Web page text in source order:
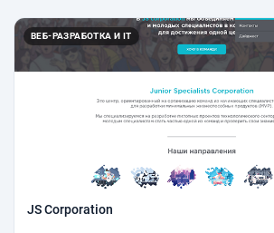
ВЕБ-РАЗРАБОТКА И IT
JS Corporation